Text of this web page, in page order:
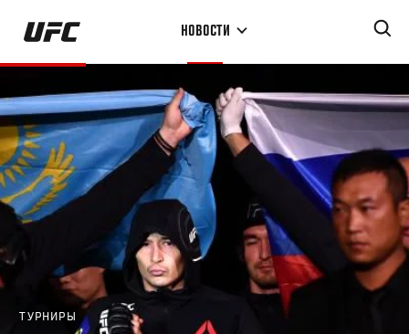
Перейти
основному
содержанию
НОВОСТИ
ТУРНИРЫ